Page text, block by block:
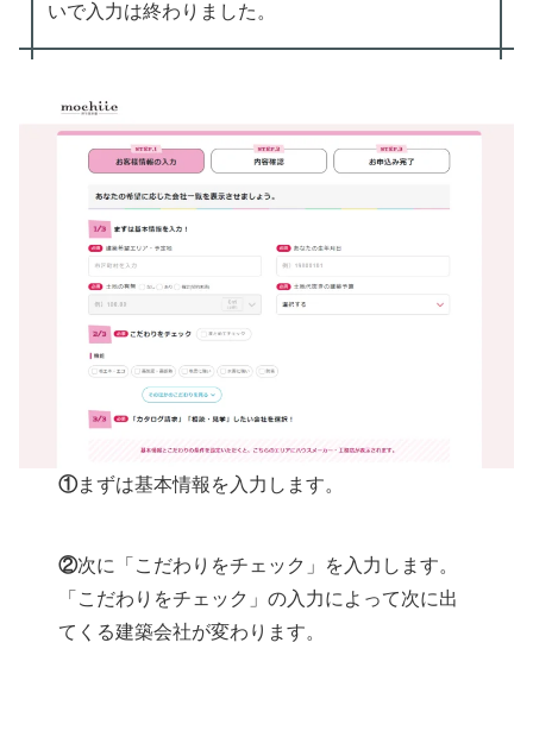
いで入力は終わりました。
①まずは基本情報を入力します。
②次に「こだわりをチェック」を入力します。
「こだわりをチェック」の入力によって次に出
てくる建築会社が変わります。